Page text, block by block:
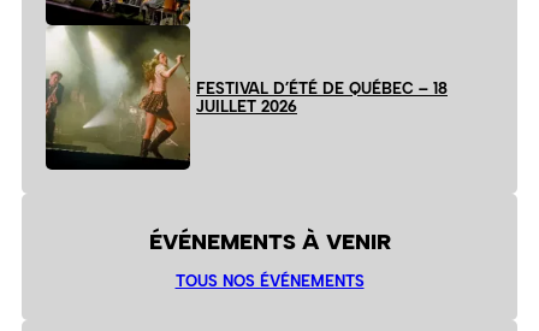
FESTIVAL D’ÉTÉ DE QUÉBEC – 18
JUILLET 2026
ÉVÉNEMENTS À VENIR
TOUS NOS ÉVÉNEMENTS